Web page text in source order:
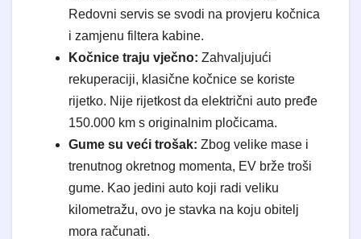
Redovni servis se svodi na provjeru kočnica
i zamjenu filtera kabine.
Kočnice traju vječno: Zahvaljujući
rekuperaciji, klasične kočnice se koriste
rijetko. Nije rijetkost da električni auto pređe
150.000 km s originalnim pločicama.
Gume su veći trošak: Zbog velike mase i
trenutnog okretnog momenta, EV brže troši
gume. Kao jedini auto koji radi veliku
kilometražu, ovo je stavka na koju obitelj
mora računati.